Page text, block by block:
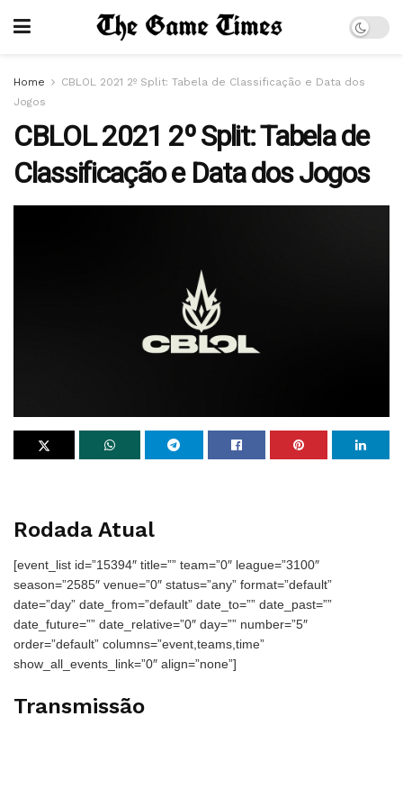
Home
CBLOL 2021 2º Split: Tabela de Classificação e Data dos
Jogos
CBLOL 2021 2º Split: Tabela de
Classificação e Data dos Jogos
Rodada Atual
[event_list id=”15394″ title=”” team=”0″ league=”3100″
season=”2585″ venue=”0″ status=”any” format=”default”
date=”day” date_from=”default” date_to=”” date_past=””
date_future=”” date_relative=”0″ day=”” number=”5″
order=”default” columns=”event,teams,time”
show_all_events_link=”0″ align=”none”]
Transmissão